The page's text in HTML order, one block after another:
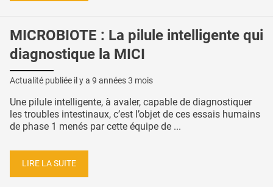
MICROBIOTE : La pilule intelligente qui
diagnostique la MICI
Actualité publiée il y a 9 années 3 mois
Une pilule intelligente, à avaler, capable de diagnostiquer
les troubles intestinaux, c’est l’objet de ces essais humains
de phase 1 menés par cette équipe de ...
LIRE LA SUITE